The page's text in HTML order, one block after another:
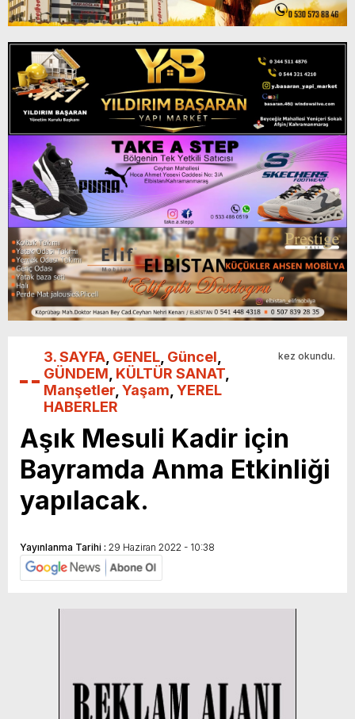
3. SAYFA GENEL Güncel
GÜNDEM KÜLTÜR SANAT
Manşetler Yaşam YEREL
HABERLER
kez okundu.
Aşık Mesuli Kadir için
Bayramda Anma Etkinliği
yapılacak.
Yayınlanma Tarihi : 29 Haziran 2022 - 10:38